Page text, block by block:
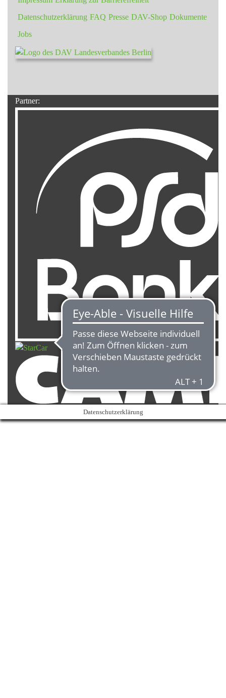
Datenschutzerklärung FAQ Presse DAV-Shop Dokumente
Jobs
Partner:
Datenschutzerklärung